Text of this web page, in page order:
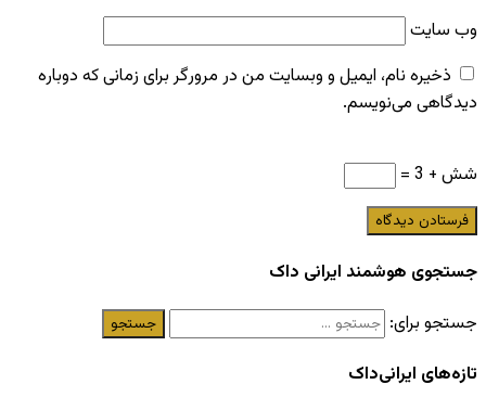
وب‌ سایت
ذخیره نام، ایمیل و وبسایت من در مرورگر برای زمانی که دوباره
دیدگاهی می‌نویسم.
شش + 3 =
جستجوی هوشمند ایرانی داک
جستجو برای:
تازه‌های ایرانی‌داک